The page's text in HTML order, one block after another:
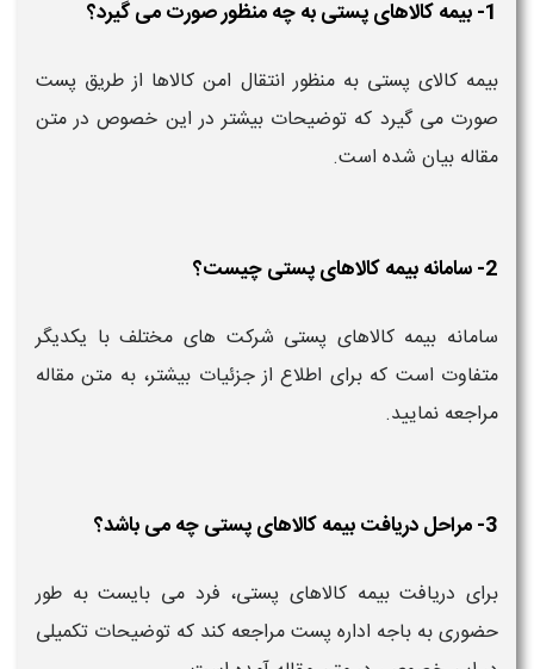
1- بیمه کالاهای پستی به چه منظور صورت می گیرد؟
بیمه کالای پستی به منظور انتقال امن کالاها از طریق پست
صورت می گیرد که توضیحات بیشتر در این خصوص در متن
مقاله بیان شده است.
2- سامانه بیمه کالاهای پستی چیست؟
سامانه بیمه کالاهای پستی شرکت های مختلف با یکدیگر
متفاوت است که برای اطلاع از جزئیات بیشتر، به متن مقاله
مراجعه نمایید.
3- مراحل دریافت بیمه کالاهای پستی چه می باشد؟
برای دریافت بیمه کالاهای پستی، فرد می بایست به طور
حضوری به باجه اداره پست مراجعه کند که توضیحات تکمیلی